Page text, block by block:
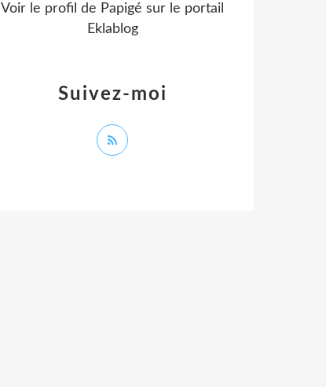
Suivez-moi
Voir le profil de Papigé sur le portail
Eklablog